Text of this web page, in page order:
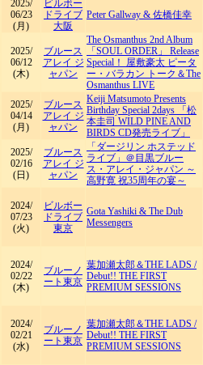
2025/
06/23
(月)
ビルボー
ドライブ
大阪
Peter Gallway & 佐橋佳幸
2025/
06/12
(木)
ブルース
アレイ ジ
ャパン
The Osmanthus 2nd Album
「SOUL ORDER」 Release
Special！ 屋敷豪太 ピータ
ー・バラカン トーク＆The
Osmanthus LIVE
2025/
04/14
(月)
ブルース
アレイ ジ
ャパン
Keiji Matsumoto Presents
Birthday Special 2days 「松
本圭司 WILD PINE AND
BIRDS CD発売ライブ」
2025/
02/16
(日)
ブルース
アレイ ジ
ャパン
「ダージリン ホステッド
ライブ」＠目黒ブルー
ス・アレイ・ジャパン ～
高野寛 祝35周年の宴～
2024/
07/23
(火)
ビルボー
ドライブ
東京
Gota Yashiki & The Dub
Messengers
2024/
02/22
(木)
ブルーノ
ート東京
葉加瀬太郎＆THE LADS /
Debut!! THE FIRST
PREMIUM SESSIONS
2024/
02/21
(水)
ブルーノ
ート東京
葉加瀬太郎＆THE LADS /
Debut!! THE FIRST
PREMIUM SESSIONS